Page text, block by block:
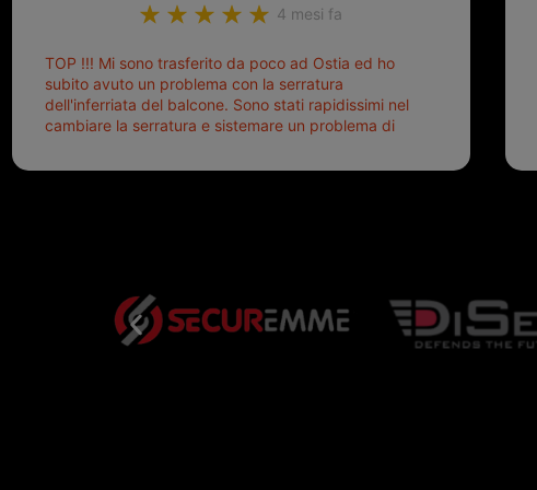
4 mesi fa
TOP !!! Mi sono trasferito da poco ad Ostia ed ho
subito avuto un problema con la serratura
dell'inferriata del balcone. Sono stati rapidissimi nel
cambiare la serratura e sistemare un problema di
che onesto evitando spese ben più esose.